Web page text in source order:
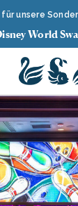
für unsere
World